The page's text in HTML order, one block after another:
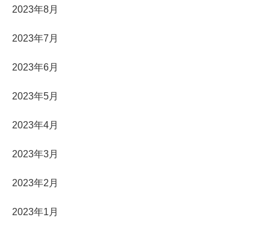
2023年8月
2023年7月
2023年6月
2023年5月
2023年4月
2023年3月
2023年2月
2023年1月